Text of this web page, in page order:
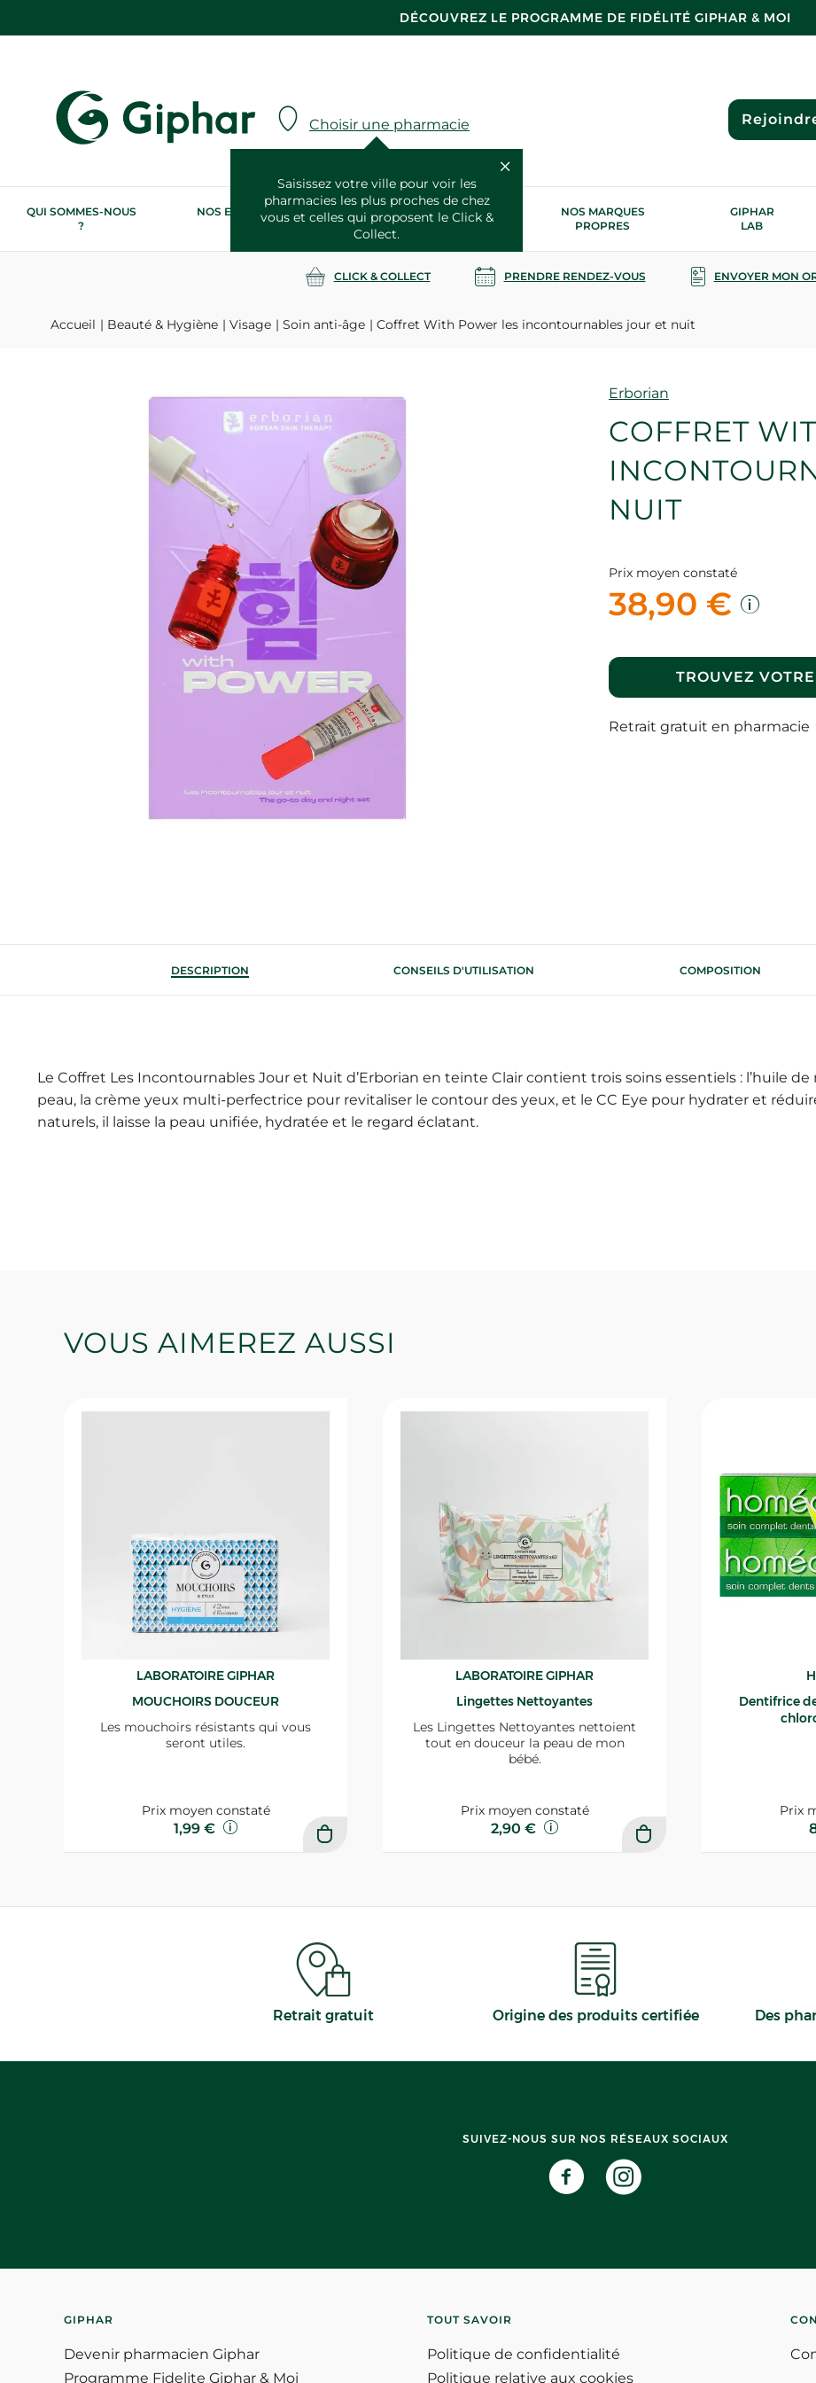
DÉCOUVREZ LE PROGRAMME DE FIDÉLITÉ GIPHAR & MOI
Choisir une pharmacie
Saisissez votre ville pour voir les
pharmacies les plus proches de chez
vous et celles qui proposent le Click &
Collect.
QUI SOMMES-NOUS
?
NOS ENGAGEMENTS
RSE
NOS SERVICES
SANTÉ
NOS MARQUES
PROPRES
GIPHAR
LAB
CLICK & COLLECT PRENDRE RENDEZ-VOUS ENVOYER MON
Accueil Beauté & Hygiène Visage Soin anti-âge Coffret With Power les incontournables jour et nuit
Marque
Erborian
COFFRET
NUIT
Prix moyen constaté
38,90 €
TROUVEZ
Retrait gratuit en pharmacie
DESCRIPTION CONSEILS D'UTILISATION COMPOSITION
Le Coffret Les Incontournables Jour et Nuit d’Erborian en teinte Clair contient trois soins essentiels : l’huile
peau, la crème yeux multi-perfectrice pour revitaliser le contour des yeux, et le CC Eye pour hydrater et
naturels, il laisse la peau unifiée, hydratée et le regard éclatant.
VOUS AIMEREZ AUSSI
LABORATOIRE GIPHAR
MOUCHOIRS DOUCEUR
Les mouchoirs résistants qui vous
seront utiles.
Prix moyen constaté
1,99 €
LABORATOIRE GIPHAR
Lingettes Nettoyantes
Les Lingettes Nettoyantes nettoient
tout en douceur la peau de mon
bébé.
Prix moyen constaté
2,90 €
Dentifrice
Prix
Retrait gratuit Origine des produits certifiée Des
SUIVEZ-NOUS SUR NOS RÉSEAUX SOCIAUX
GIPHAR
Devenir pharmacien Giphar
Programme Fidelite Giphar & Moi
TOUT SAVOIR
Politique de confidentialité
Politique relative aux cookies